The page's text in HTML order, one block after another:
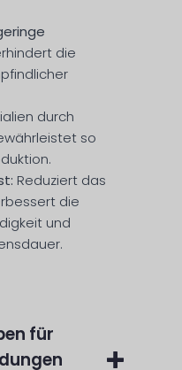
die
durch
so
Reduziert das
die
und
für